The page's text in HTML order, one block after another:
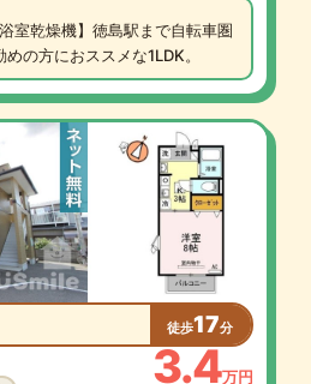
室乾燥機】徳島駅まで自転車圏
の方におススメな1LDK。
徒歩17分
3.4万円